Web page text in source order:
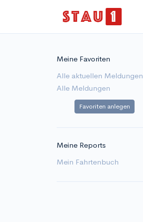
Meine Favoriten
Alle aktuellen Meldungen
Alle Meldungen
Favoriten anlegen
Meine Reports
Mein Fahrtenbuch